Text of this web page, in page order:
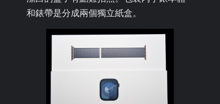
和錶帶是分成兩個獨立紙盒。